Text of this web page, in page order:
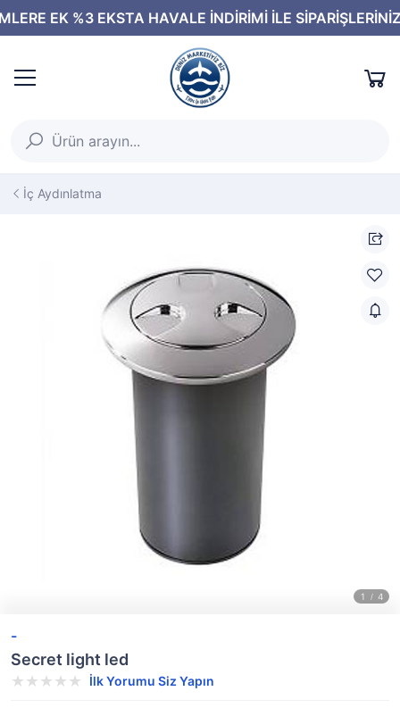
İç Aydınlatma
-
Secret light led
İlk Yorumu Siz Yapın